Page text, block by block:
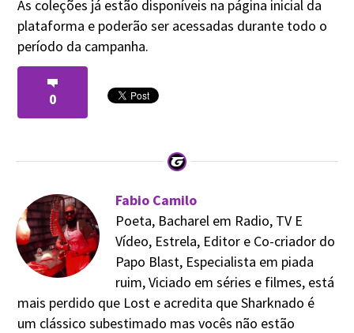
As coleções já estão disponíveis na página inicial da
plataforma e poderão ser acessadas durante todo o
período da campanha.
0
Fabio Camilo
Poeta, Bacharel em Radio, TV E
Vídeo, Estrela, Editor e Co-criador do
Papo Blast, Especialista em piada
ruim, Viciado em séries e filmes, está
mais perdido que Lost e acredita que Sharknado é
um clássico subestimado mas vocês não estão